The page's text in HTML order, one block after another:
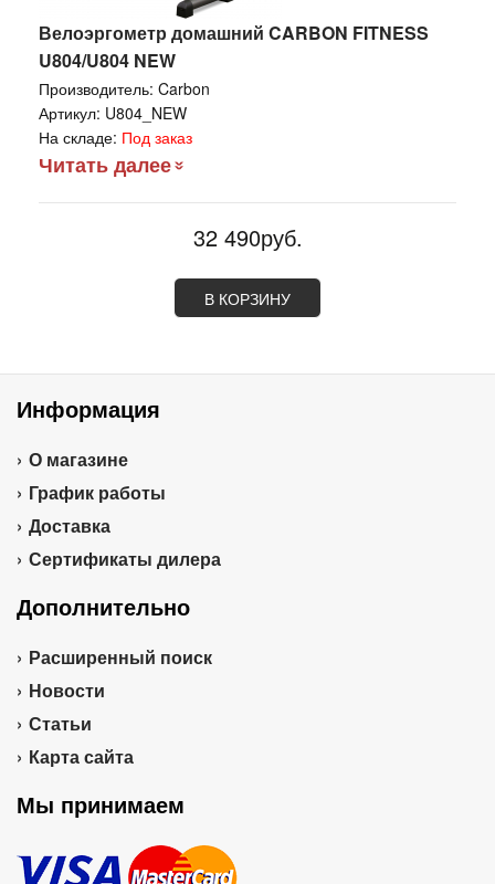
Велоэргометр домашний CARBON FITNESS
U804/U804 NEW
Производитель: Carbon
Артикул: U804_NEW
На складе: Под заказ
Читать далее
32 490руб.
В КОРЗИНУ
Информация
О магазине
График работы
Доставка
Сертификаты дилера
Дополнительно
Расширенный поиск
Новости
Статьи
Карта сайта
Мы принимаем